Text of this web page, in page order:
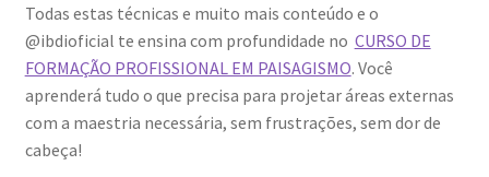
Todas estas técnicas e muito mais conteúdo e o
@ibdioficial te ensina com profundidade no CURSO DE
FORMAÇÃO PROFISSIONAL EM PAISAGISMO. Você
aprenderá tudo o que precisa para projetar áreas externas
com a maestria necessária, sem frustrações, sem dor de
cabeça!